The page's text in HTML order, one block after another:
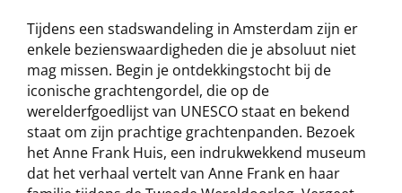
Tijdens een stadswandeling in Amsterdam zijn er
enkele bezienswaardigheden die je absoluut niet
mag missen. Begin je ontdekkingstocht bij de
iconische grachtengordel, die op de
werelderfgoedlijst van UNESCO staat en bekend
staat om zijn prachtige grachtenpanden. Bezoek
het Anne Frank Huis, een indrukwekkend museum
dat het verhaal vertelt van Anne Frank en haar